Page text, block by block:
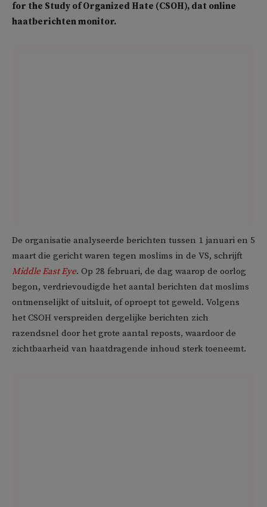
for the Study of Organized Hate (CSOH), dat online
haatberichten monitor.
De organisatie analyseerde berichten tussen 1 januari en 5
maart die gericht waren tegen moslims in de VS, schrijft
Middle East Eye. Op 28 februari, de dag waarop de oorlog
begon, verdrievoudigde het aantal berichten dat moslims
ontmenselijkt of uitsluit, of oproept tot geweld. Volgens
het CSOH verspreiden dergelijke berichten zich
razendsnel door het grote aantal reposts, waardoor de
zichtbaarheid van haatdragende inhoud sterk toeneemt.